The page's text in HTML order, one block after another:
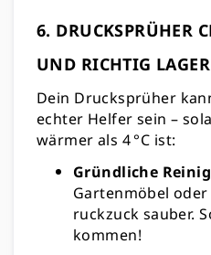
6. DRUCKSPRÜHER
UND RICHTIG
Dein Drucksprüher
echter Helfer sein –
wärmer als 4 °C ist:
Gründliche
Gartenmöbel
ruckzuck sauber.
kommen!